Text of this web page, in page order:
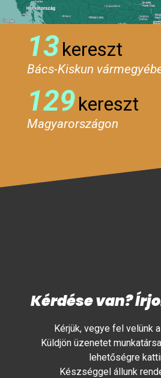
13kereszt
Bács-Kiskun
129kereszt
Magyarországon
Kérdése van?
Kérjük, vegye fel velünk
Küldjön üzenetet
lehetőségre
Készséggel állunk